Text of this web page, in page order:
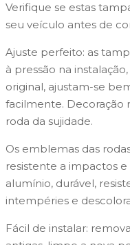
Verifique se estas
seu veículo antes de
Ajuste perfeito: as
à pressão na
original, ajustam-se
facilmente. Decoração
roda da sujidade.
Os emblemas das
resistente a impactos
alumínio, durável,
intempéries e
Fácil de instalar: